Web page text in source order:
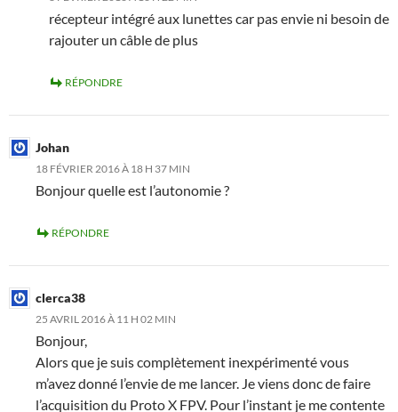
récepteur intégré aux lunettes car pas envie ni besoin de
rajouter un câble de plus
RÉPONDRE
Johan
18 FÉVRIER 2016 À 18 H 37 MIN
Bonjour quelle est l’autonomie ?
RÉPONDRE
clerca38
25 AVRIL 2016 À 11 H 02 MIN
Bonjour,
Alors que je suis complètement inexpérimenté vous
m’avez donné l’envie de me lancer. Je viens donc de faire
l’acquisition du Proto X FPV. Pour l’instant je me contente